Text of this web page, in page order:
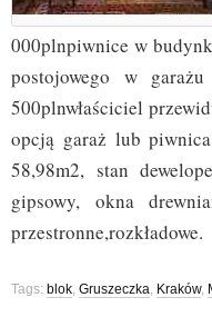
000plnpiwnice w
postojowego w
500plnwłaściciel
opcją garaż lub
58,98m2, stan
gipsowy, okna
przestronne,rozkładowe.
Tags: blok, Gruszeczka, Kraków,